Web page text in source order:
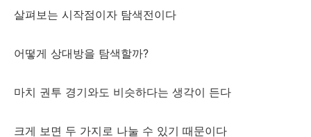
살펴보는 시작점이자 탐색전이다
어떻게 상대방을 탐색할까?
마치 권투 경기와도 비슷하다는 생각이 든다
크게 보면 두 가지로 나눌 수 있기 때문이다